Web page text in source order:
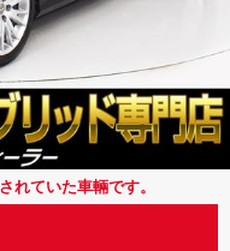
れていた車輛です。